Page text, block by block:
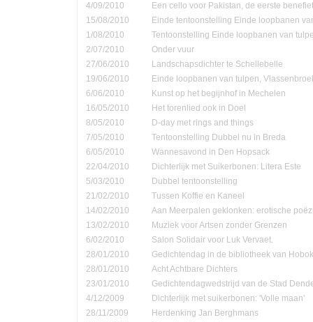
4/09/2010
Een cello voor Pakistan, de eerste
15/08/2010
Einde tentoonstelling Einde loopbanen
1/08/2010
Tentoonstelling Einde loopbanen van
2/07/2010
Onder vuur
27/06/2010
Landschapsdichter te Schellebelle
19/06/2010
Einde loopbanen van tulpen,
6/06/2010
Kunst op het begijnhof in Mechelen
16/05/2010
Het torenlied ook in Doel
8/05/2010
D-day met rings and things
7/05/2010
Tentoonstelling Dubbel nu in Breda
6/05/2010
Wannesavond in Den Hopsack
22/04/2010
Dichterlijk met Suikerbonen: Litera Este
5/03/2010
Dubbel tentoonstelling
21/02/2010
Tussen Koffie en Kaneel
14/02/2010
Aan Meerpalen geklonken: erotische
13/02/2010
Muziek voor Artsen zonder Grenzen
6/02/2010
Salon Solidair voor Luk Vervaet.
28/01/2010
Gedichtendag in de bibliotheek van
28/01/2010
Acht Achtbare Dichters
23/01/2010
Gedichtendagwedstrijd van de Stad
4/12/2009
Dichterlijk met suikerbonen: 'Volle maan'
28/11/2009
Herdenking Jan Berghmans